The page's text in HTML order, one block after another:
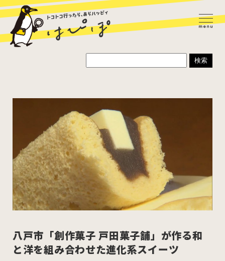
ラーメン カレー
八戸市「創作菓子 戸田菓子舗」が作る和
と洋を組み合わせた進化系スイーツ